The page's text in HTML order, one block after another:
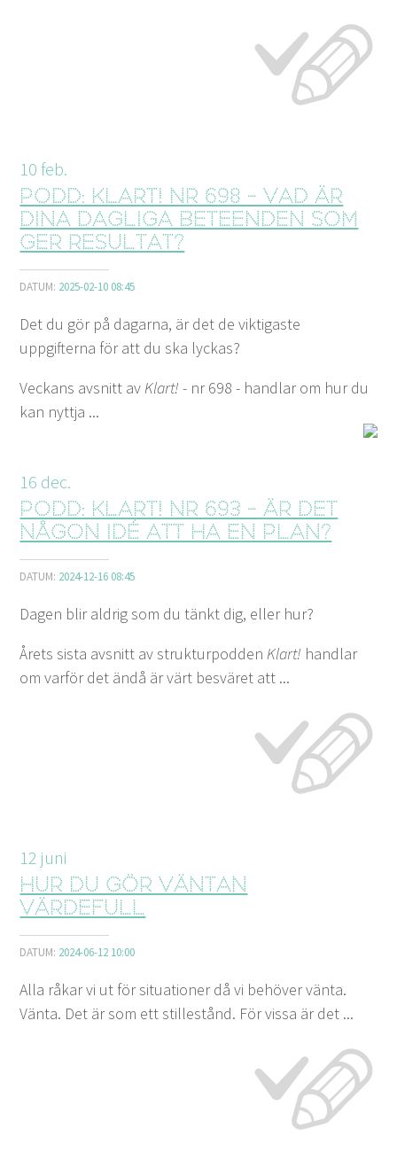
10 feb.
Podd: Klart! nr 698 - Vad är
dina dagliga beteenden som
ger resultat?
DATUM: 2025-02-10 08:45
Det du gör på dagarna, är det de viktigaste
uppgifterna för att du ska lyckas?
Veckans avsnitt av Klart! - nr 698 - handlar om hur du
kan nyttja ...
16 dec.
Podd: Klart! nr 693 - Är det
någon idé att ha en plan?
DATUM: 2024-12-16 08:45
Dagen blir aldrig som du tänkt dig, eller hur?
Årets sista avsnitt av strukturpodden Klart! handlar
om varför det ändå är värt besväret att ...
12 juni
Hur du gör väntan
värdefull
DATUM: 2024-06-12 10:00
Alla råkar vi ut för situationer då vi behöver vänta.
Vänta. Det är som ett stillestånd. För vissa är det ...